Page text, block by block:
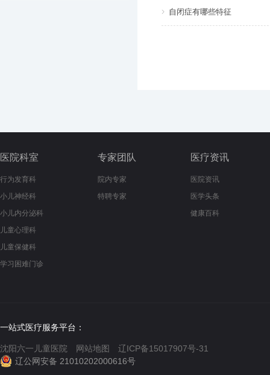
自闭症有哪些特征
医院科室
行为发育科
小儿神经科
小儿内分泌科
儿童心理科
儿童保健科
学习困难门诊
专家团队
院内专家
特聘专家
医疗资讯
医院资讯
医学头条
健康百科
一站式医疗服务平台：
沈阳六一儿童医院 网站地图
辽ICP备15017907号-31
辽公网安备 21010202000616号